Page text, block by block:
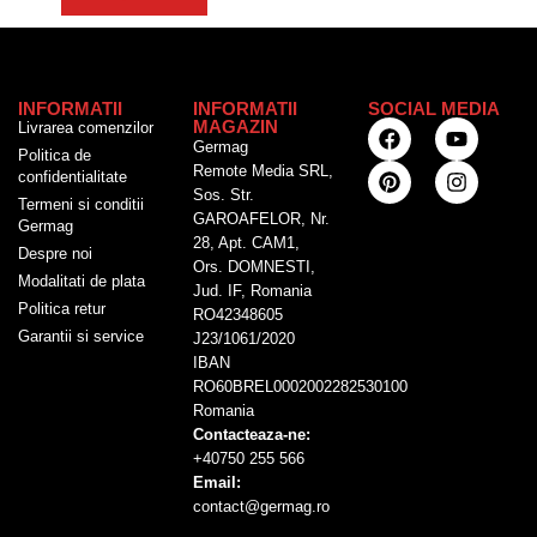
INFORMATII
Livrarea comenzilor
Politica de
confidentialitate
Termeni si conditii
Germag
Despre noi
Modalitati de plata
Politica retur
Garantii si service
INFORMATII
MAGAZIN
Germag
Remote Media SRL,
Sos. Str.
GAROAFELOR, Nr.
28, Apt. CAM1,
Ors. DOMNESTI,
Jud. IF, Romania
RO42348605
J23/1061/2020
IBAN
RO60BREL0002002282530100
Romania
Contacteaza-ne:
+40750 255 566
Email:
contact@germag.ro
SOCIAL MEDIA